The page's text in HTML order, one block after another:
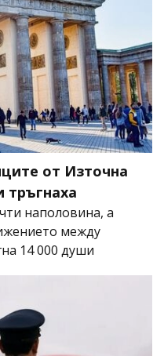
от Източна
тръгнаха
наполовина, а
между
14 000 души